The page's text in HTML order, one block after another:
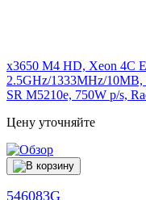
x3650 M4 HD, Xeon 4C
2.5GHz/1333MHz/
SR M5210e, 750W p/s,
Цену уточняйте
546083G